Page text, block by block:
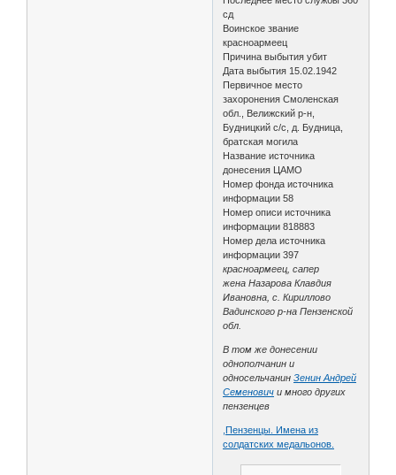
сд
Воинское звание
красноармеец
Причина выбытия убит
Дата выбытия 15.02.1942
Первичное место
захоронения Смоленская
обл., Велижский р-н,
Будницкий с/с, д. Будница,
братская могила
Название источника
донесения ЦАМО
Номер фонда источника
информации 58
Номер описи источника
информации 818883
Номер дела источника
информации 397
красноармеец, сапер
жена Назарова Клавдия
Ивановна, с. Кириллово
Вадинского р-на Пензенской
обл.
В том же донесении
однополчанин и
односельчанинЗенин Андрей
Семенович и много других
пензенцев
,Пензенцы. Имена из
солдатских медальонов.